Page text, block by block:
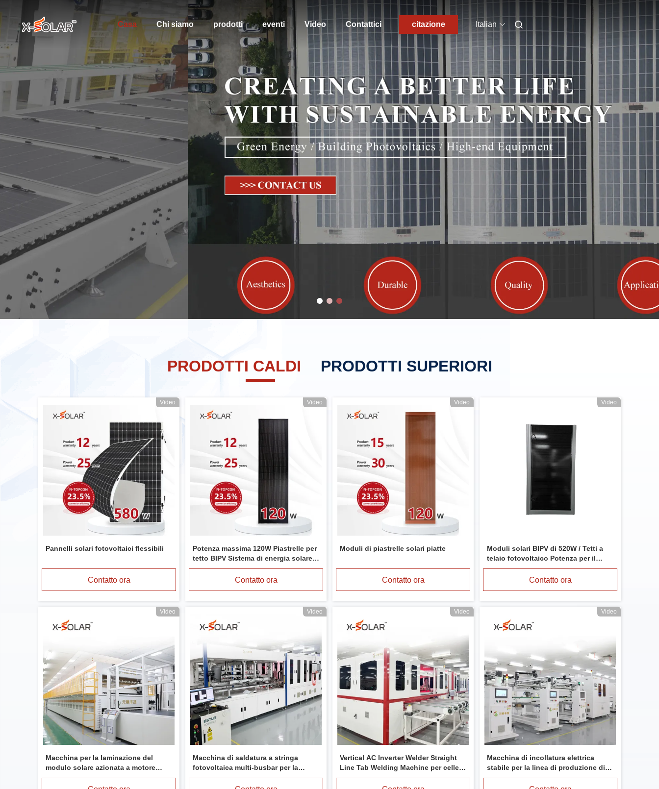
Casa Chi siamo prodotti eventi Video Contattici citazione Italian
PRODOTTI CALDI PRODOTTI SUPERIORI
Video
Pannelli solari fotovoltaici flessibili
Contatto ora
Video
Potenza massima 120W Piastrelle per
tetto BIPV Sistema di energia solare
leggero su misura
Contatto ora
Video
Moduli di piastrelle solari piatte
Contatto ora
Video
Moduli solari BIPV di 520W / Tetti a
telaio fotovoltaico Potenza per il
muro della tenda della serra
Contatto ora
Video
Macchina per la laminazione del
modulo solare azionata a motore
elettrico 3 fase 5 alimentazione del
Video
Macchina di saldatura a stringa
fotovoltaica multi-busbar per la
produzione di celle elettriche per
moduli solari morbidi
Video
Vertical AC Inverter Welder Straight
Line Tab Welding Machine per celle
solari
Video
Macchina di incollatura elettrica
stabile per la linea di produzione di
moduli solari Umidità 5 - 75%